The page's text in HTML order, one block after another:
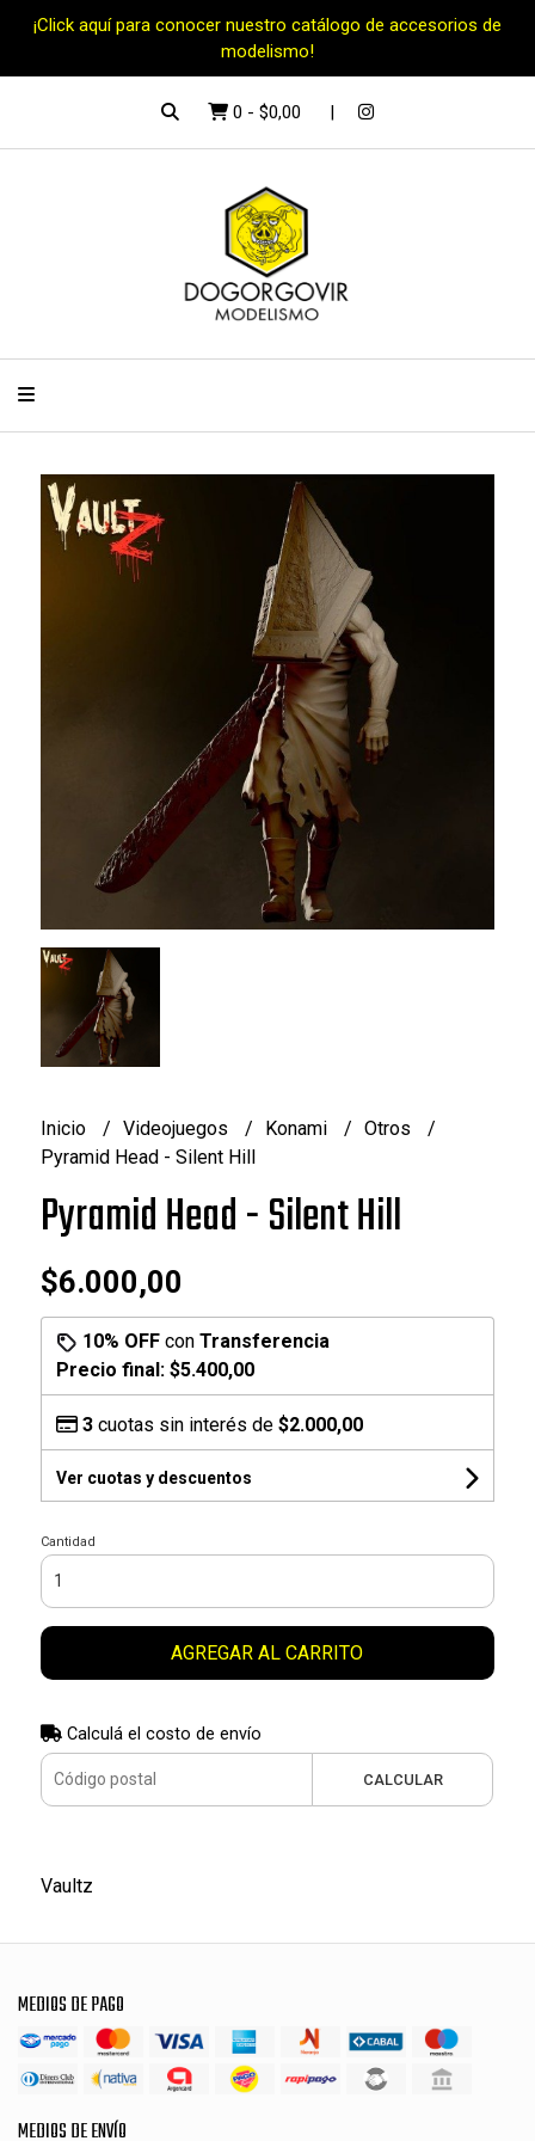
¡Click aquí para conocer nuestro catálogo de accesorios de
modelismo!
0 - $0,00
Inicio Videojuegos Konami
Otros
Pyramid Head - Silent Hill
Pyramid Head - Silent Hill
$6.000,00
10% OFFcon Transferencia
Precio final: $5.400,00
3cuotas sin interés de $2.000,00
Ver cuotas y descuentos
Cantidad
AGREGAR AL CARRITO
Calculá el costo de envío
CALCULAR
Vaultz
MEDIOS DE PAGO
MEDIOS DE ENVÍO